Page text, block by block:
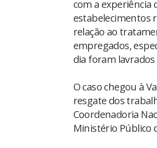
com a
estabelecimentos
relação ao
empregados,
dia foram
O caso chegou à
resgate dos
Coordenadoria
Ministério Público